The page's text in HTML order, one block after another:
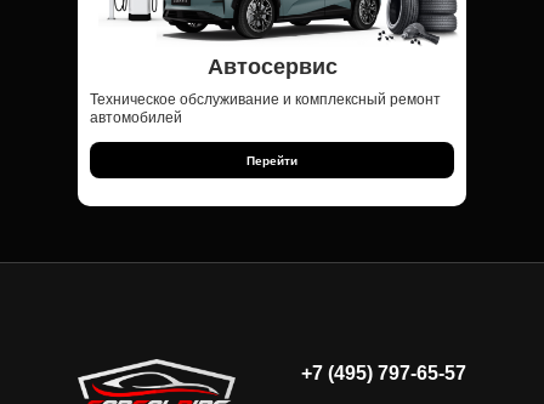
Автосервис
Техническое обслуживание и комплексный ремонт
автомобилей
Перейти
+7 (495) 797-65-57